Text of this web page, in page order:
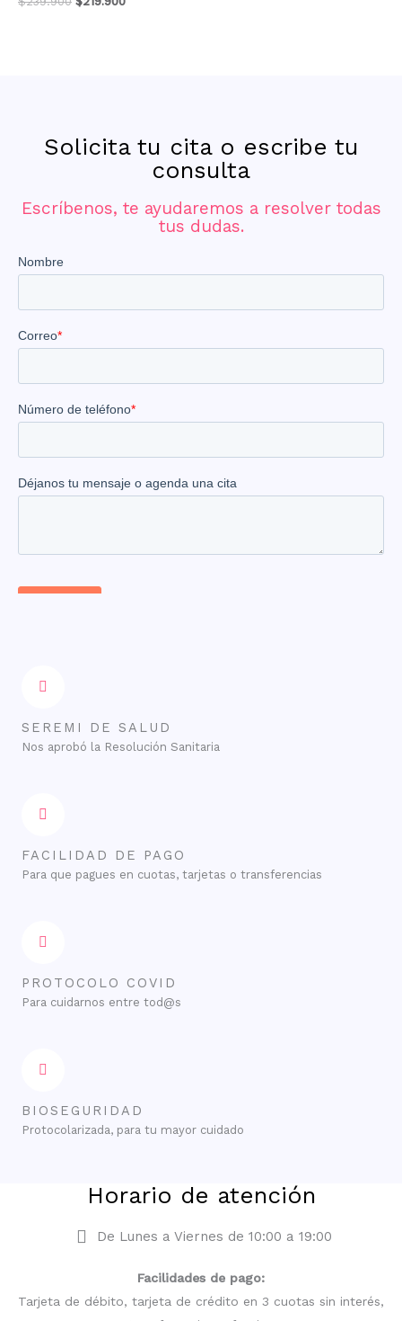
Solicita tu cita o escribe tu
consulta
Escríbenos, te ayudaremos a resolver todas
tus dudas.
SEREMI DE SALUD
Nos aprobó la Resolución Sanitaria
FACILIDAD DE PAGO
Para que pagues en cuotas, tarjetas o transferencias
PROTOCOLO COVID
Para cuidarnos entre tod@s
BIOSEGURIDAD
Protocolarizada, para tu mayor cuidado
Horario de atención
De Lunes a Viernes de 10:00 a 19:00
Facilidades de pago:
Tarjeta de débito, tarjeta de crédito en 3 cuotas sin interés,